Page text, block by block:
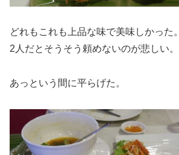
どれもこれも上品な味で美味しかった。
2人だとそうそう頼めないのが悲しい。
あっという間に平らげた。